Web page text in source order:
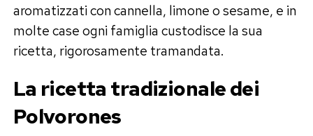
aromatizzati con cannella, limone o sesame, e in
molte case ogni famiglia custodisce la sua
ricetta, rigorosamente tramandata.
La ricetta tradizionale dei
Polvorones